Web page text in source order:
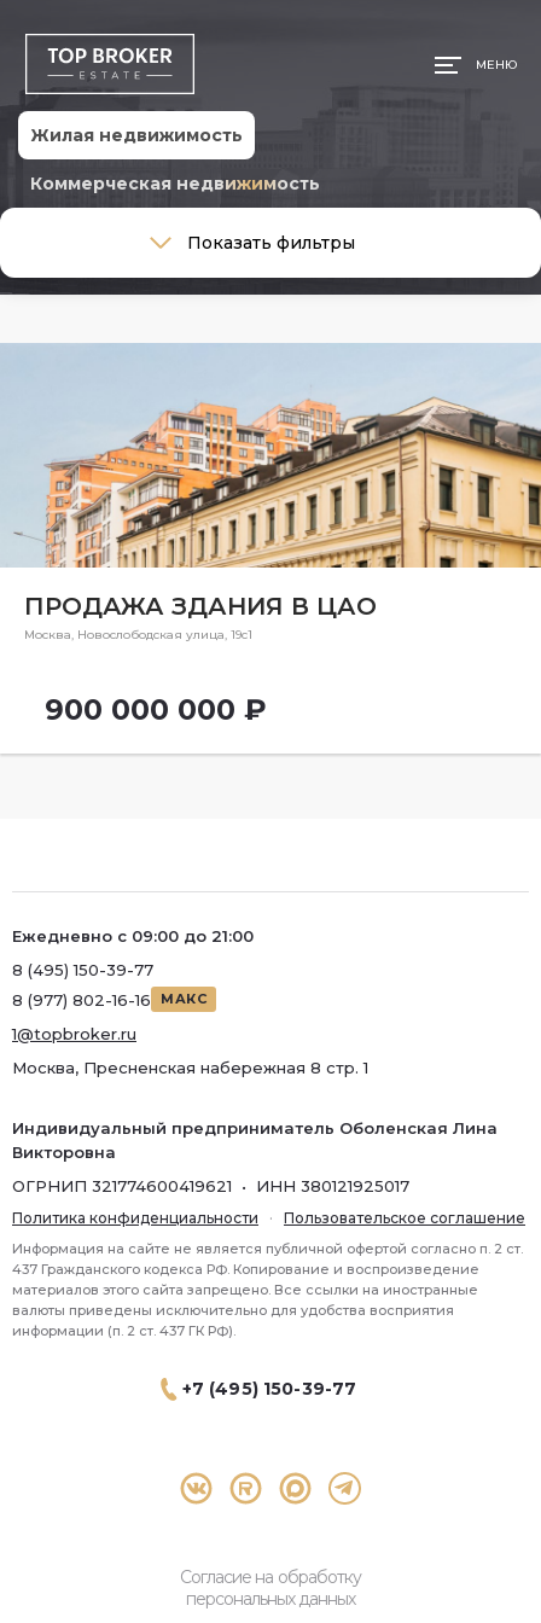
МЕНЮ
Жилая недвижимость
Коммерческая недвижимость
Тип сделки
Общая площадь, м
Ремонт
Ремонт
Район
Район
Метро
Показать фильтры
ПРОДАЖА ЗДАНИЯ В ЦАО
Москва, Новослободская улица, 19с1
900 000 000 ₽
+7 (495) 150-39-77
Согласие на обработку
персональных данных
Ежедневно с 09:00 до 21:00
8 (495) 150-39-77
8 (977) 802-16-16
МАКС
1@topbroker.ru
Москва, Пресненская набережная 8 стр. 1
Индивидуальный предприниматель Оболенская Лина
Викторовна
ОГРНИП 321774600419621 • ИНН 380121925017
Политика конфиденциальности · Пользовательское соглашение
Информация на сайте не является публичной офертой согласно п. 2 ст.
437 Гражданского кодекса РФ. Копирование и воспроизведение
материалов этого сайта запрещено. Все ссылки на иностранные
валюты приведены исключительно для удобства восприятия
информации (п. 2 ст. 437 ГК РФ).